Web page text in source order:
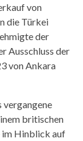
von
die Türkei
der
Ausschluss der
von Ankara
britischen
im Hinblick auf